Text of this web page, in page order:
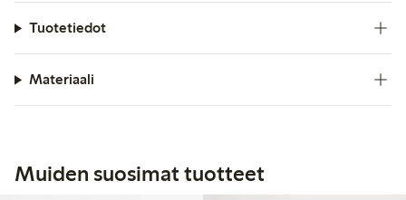
Tuotetiedot
Materiaali
Muiden suosimat tuotteet